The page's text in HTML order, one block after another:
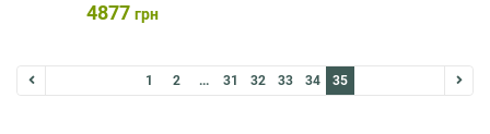
4877 грн
1 2 ... 31 32 33 34 35